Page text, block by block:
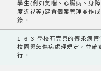
學生(例如氣喘、心臟病、身
度近視等)建置個案管理並作
錄。
1-6-3 學校有完善的傳染病管
校園緊急傷病處理規定，並確
行。